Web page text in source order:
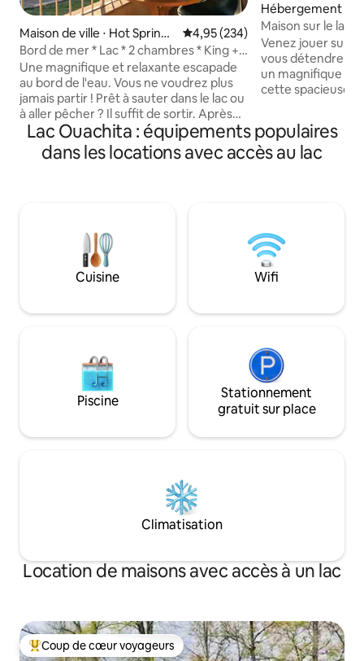
Maison de ville ⋅ Hot Springs
National Park
Évaluation moyenne sur la
4,95 (234)
Bord de mer * Lac * 2 chambres * King +
Queen *
Une magnifique et relaxante escapade
au bord de l'eau. Vous ne voudrez plus
jamais partir ! Prêt à sauter dans le lac ou
à aller pêcher ? Il suffit de sortir. Après
une journée amusante à l'extérieur,
détendez-vous avec un barbecue au
coucher du soleil sur le balcon (gril
22 min en voiture du centre-ville de Hot
Jeux de société - Téléviseurs connectés
- Tables de pique-nique au bord du lac et
devez avoir 23 ans pour réserver.
Hébergement ⋅
Maison sur le lac
Hamilton
Venez jouer sur
vous détendre et
un magnifique
cette spacieuse
tout ce que Hot
magasins, les
Racing et le
venez avec votre
mais nous vous
amener plus de
ne sont pas
Lac Ouachita : équipements populaires
dans les locations avec accès au lac
Cuisine Wifi
Piscine
Stationnement
gratuit sur place
Climatisation
Location de maisons avec accès à un lac
Coups de cœur voyageurs les plus appréciés
Coup de cœur voyageurs